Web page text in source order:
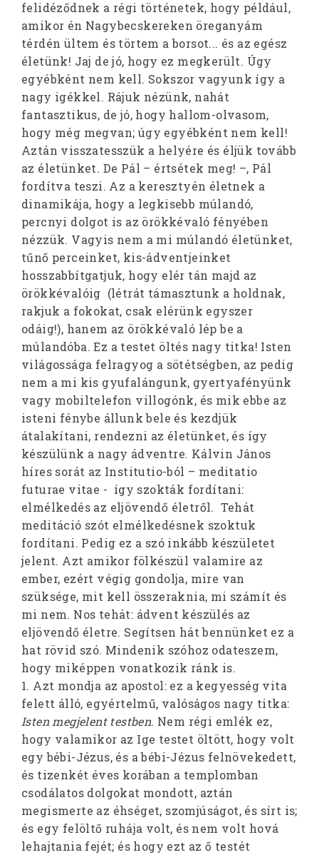
felidéződnek a régi történetek, hogy például,
amikor én Nagybecskereken öreganyám
térdén ültem és törtem a borsot... és az egész
életünk! Jaj de jó, hogy ez megkerült. Úgy
egyébként nem kell. Sokszor vagyunk így a
nagy igékkel. Rájuk nézünk, nahát
fantasztikus, de jó, hogy hallom-olvasom,
hogy még megvan; úgy egyébként nem kell!
Aztán visszatesszük a helyére és éljük tovább
az életünket. De Pál – értsétek meg! –, Pál
fordítva teszi. Az a keresztyén életnek a
dinamikája, hogy a legkisebb múlandó,
percnyi dolgot is az örökkévaló fényében
nézzük. Vagyis nem a mi múlandó életünket,
tűnő perceinket, kis-ádventjeinket
hosszabbítgatjuk, hogy elér tán majd az
örökkévalóig (létrát támasztunk a holdnak,
rakjuk a fokokat, csak elérünk egyszer
odáig!), hanem az örökkévaló lép be a
múlandóba. Ez a testet öltés nagy titka! Isten
világossága felragyog a sötétségben, az pedig
nem a mi kis gyufalángunk, gyertyafényünk
vagy mobiltelefon villogónk, és mik ebbe az
isteni fénybe állunk bele és kezdjük
átalakítani, rendezni az életünket, és így
készülünk a nagy ádventre. Kálvin János
híres sorát az Institutio-ból – meditatio
futurae vitae - így szokták fordítani:
elmélkedés az eljövendő életről. Tehát
meditáció szót elmélkedésnek szoktuk
fordítani. Pedig ez a szó inkább készületet
jelent. Azt amikor fölkészül valamire az
ember, ezért végig gondolja, mire van
szüksége, mit kell összeraknia, mi számít és
mi nem. Nos tehát: ádvent készülés az
eljövendő életre. Segítsen hát bennünket ez a
hat rövid szó. Mindenik szóhoz odateszem,
hogy miképpen vonatkozik ránk is.
1. Azt mondja az apostol: ez a kegyesség vita
felett álló, egyértelmű, valóságos nagy titka:
Isten megjelent testben. Nem régi emlék ez,
hogy valamikor az Ige testet öltött, hogy volt
egy bébi-Jézus, és a bébi-Jézus felnövekedett,
és tizenkét éves korában a templomban
csodálatos dolgokat mondott, aztán
megismerte az éhséget, szomjúságot, és sírt is;
és egy felöltő ruhája volt, és nem volt hová
lehajtania fejét; és hogy ezt az ő testét